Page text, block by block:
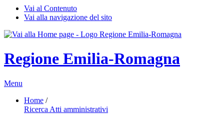
Vai al Contenuto
Vai alla navigazione del sito
Regione Emilia-Romagna
Menu
Home /
Ricerca Atti amministrativi